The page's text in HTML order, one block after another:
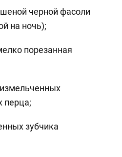
черной фасоли
на ночь);
порезанная
перца;
зубчика